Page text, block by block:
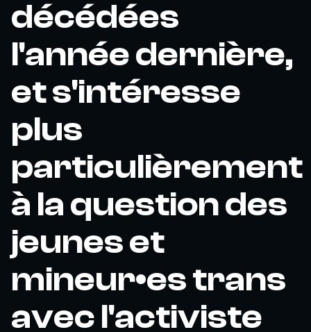
décédées
l'année dernière,
et s'intéresse
plus
particulièrement
à la question des
jeunes et
mineur•es trans
avec l'activiste